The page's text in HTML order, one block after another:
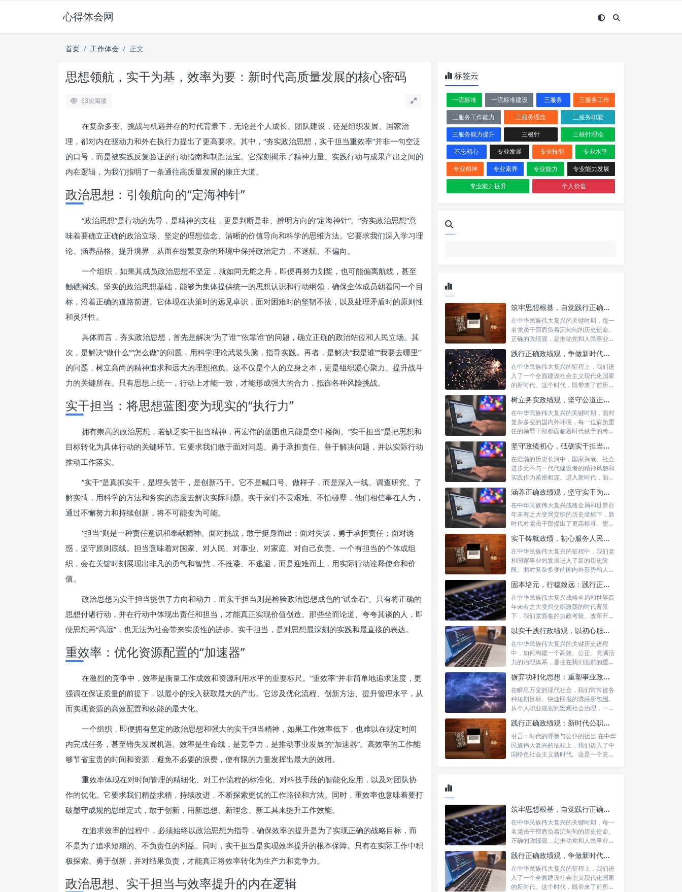
心得体会网
首页 工作体会 正文
思想领航，实干为基，效率为要：新时代高质量发展的核心密码
63次阅读
在复杂多变、挑战与机遇并存的时代背景下，无论是个人成长、团队建设，还是组织发展、国家治
理，都对内在驱动力和外在执行力提出了更高要求。其中，“夯实政治思想，实干担当重效率”并非一句空泛
的口号，而是被实践反复验证的行动指南和制胜法宝。它深刻揭示了精神力量、实践行动与成果产出之间的
内在逻辑，为我们指明了一条通往高质量发展的康庄大道。
政治思想：引领航向的“定海神针”
“政治思想”是行动的先导，是精神的支柱，更是判断是非、辨明方向的“定海神针”。“夯实政治思想”意
味着要确立正确的政治立场、坚定的理想信念、清晰的价值导向和科学的思维方法。它要求我们深入学习理
论、涵养品格、提升境界，从而在纷繁复杂的环境中保持政治定力，不迷航、不偏向。
一个组织，如果其成员政治思想不坚定，就如同无舵之舟，即便再努力划桨，也可能偏离航线，甚至
触礁搁浅。坚实的政治思想基础，能够为集体提供统一的思想认识和行动纲领，确保全体成员朝着同一个目
标，沿着正确的道路前进。它体现在决策时的远见卓识，面对困难时的坚韧不拔，以及处理矛盾时的原则性
和灵活性。
具体而言，夯实政治思想，首先是解决“为了谁”“依靠谁”的问题，确立正确的政治站位和人民立场。其
次，是解决“做什么”“怎么做”的问题，用科学理论武装头脑，指导实践。再者，是解决“我是谁”“我要去哪里”
的问题，树立高尚的精神追求和远大的理想抱负。这不仅是个人的立身之本，更是组织凝心聚力、提升战斗
力的关键所在。只有思想上统一，行动上才能一致，才能形成强大的合力，抵御各种风险挑战。
实干担当：将思想蓝图变为现实的“执行力”
拥有崇高的政治思想，若缺乏实干担当精神，再宏伟的蓝图也只能是空中楼阁。“实干担当”是把思想和
目标转化为具体行动的关键环节。它要求我们敢于面对问题、勇于承担责任、善于解决问题，并以实际行动
推动工作落实。
“实干”是真抓实干，是埋头苦干，是创新巧干。它不是喊口号、做样子，而是深入一线、调查研究、了
解实情，用科学的方法和务实的态度去解决实际问题。实干家们不畏艰难、不怕碰壁，他们相信事在人为，
通过不懈努力和持续创新，将不可能变为可能。
“担当”则是一种责任意识和奉献精神。面对挑战，敢于挺身而出；面对失误，勇于承担责任；面对诱
惑，坚守原则底线。担当意味着对国家、对人民、对事业、对家庭、对自己负责。一个有担当的个体或组
织，会在关键时刻展现出非凡的勇气和智慧，不推诿、不逃避，而是迎难而上，用实际行动诠释使命和价
值。
政治思想为实干担当提供了方向和动力，而实干担当则是检验政治思想成色的“试金石”。只有将正确的
思想付诸行动，并在行动中体现出责任和担当，才能真正实现价值创造。那些坐而论道、夸夸其谈的人，即
便思想再“高远”，也无法为社会带来实质性的进步。实干担当，是对思想最深刻的实践和最直接的表达。
重效率：优化资源配置的“加速器”
在激烈的竞争中，效率是衡量工作成效和资源利用水平的重要标尺。“重效率”并非简单地追求速度，更
强调在保证质量的前提下，以最小的投入获取最大的产出。它涉及优化流程、创新方法、提升管理水平，从
而实现资源的高效配置和效能的最大化。
一个组织，即便拥有坚定的政治思想和强大的实干担当精神，如果工作效率低下，也难以在规定时间
内完成任务，甚至错失发展机遇。效率是生命线，是竞争力，是推动事业发展的“加速器”。高效率的工作能
够节省宝贵的时间和资源，避免不必要的浪费，使有限的力量发挥出最大的效用。
重效率体现在对时间管理的精细化、对工作流程的标准化、对科技手段的智能化应用，以及对团队协
作的优化。它要求我们精益求精，持续改进，不断探索更优的工作路径和方法。同时，重效率也意味着要打
破墨守成规的思维定式，敢于创新，用新思想、新理念、新工具来提升工作效能。
在追求效率的过程中，必须始终以政治思想为指导，确保效率的提升是为了实现正确的战略目标，而
不是为了追求短期的、不负责任的利益。同时，实干担当是实现效率提升的根本保障。只有在实际工作中积
极探索、勇于创新，并对结果负责，才能真正将效率转化为生产力和竞争力。
政治思想、实干担当与效率提升的内在逻辑
标签云
一流标准 一流标准建设 三服务
三服务工作
三服务工作能力
三服务理念
三服务职能
三服务能力提升
三根针
三根针理论
不忘初心
专业发展 专业技能
专业水平
专业精神
专业素养 专业能力
专业能力发展
专业能力提升
个人价值
筑牢思想根基，自觉践行正确政绩观：新时代党员干部的价值指引
在中华民族伟大复兴的关键时期，每一
名党员干部肩负着沉甸甸的历史使命。
正确的政绩观，是推动党和人民事业发
践行正确政绩观，争做新时代合格公职人员：新征程的使命与担当
在中华民族伟大复兴的征程上，我们进
入了一个全面建设社会主义现代化国家
的新时代。这个时代，既带来了前所未
树立务实政绩观，坚守公道正派底线：新时代领导干部高质量发展指南
在中华民族伟大复兴的关键时期，面对
复杂多变的国内外环境，每一位肩负重
任的领导干部都面临着时代赋予的考验
坚守政绩初心，砥砺实干担当：新时代高质量发展的精神坐标
在浩瀚的历史长河中，国家兴衰、社会
进步无不与一代代建设者的精神风貌和
实践作为紧密相连。进入新时代，面对
涵养正确政绩观，坚守实干为民情怀：新时代党员干部的责任与担当
在中华民族伟大复兴战略全局和世界百
年未有之大变局交织的历史坐标下，新
时代对党员干部提出了更高标准、更严
实干铸就政绩，初心服务人民：新时代干部担当作为的实践指南
在中华民族伟大复兴的征程中，我们党
和国家事业的发展进入了新的历史阶
段。面对复杂多变的国内外形势和人民
固本培元，行稳致远：践行正确政绩理念，永葆务实清廉作风的时代命题
在中华民族伟大复兴战略全局和世界百
年未有之大变局交织激荡的时代背景
下，我们党面临的执政考验、改革开放
以实干践行政绩观，以初心服务群众：新时代治理的灯塔与指南
在中华民族伟大复兴的关键历史进程
中，如何构建一个高效、公正、充满活
力的治理体系，是摆在我们面前的重要
摒弃功利化思想：重塑事业政绩观，驱动社会高质量发展
在瞬息万变的现代社会，我们常常被各
种短期目标、快速回报的诱惑所包围。
从个人职业规划到宏观社会治理，一种
践行正确政绩观：新时代公职人员的使命与担当
引言：时代的呼唤与公仆的担当 在中华
民族伟大复兴的征程上，我们迈入了中
国特色社会主义新时代。这是一个充满
筑牢思想根基，自觉践行正确政绩观：新时代党员干部的价值指引
在中华民族伟大复兴的关键时期，每一
名党员干部肩负着沉甸甸的历史使命。
正确的政绩观，是推动党和人民事业发
践行正确政绩观，争做新时代合格公职人员：新征程的使命与担当
在中华民族伟大复兴的征程上，我们进
入了一个全面建设社会主义现代化国家
的新时代。这个时代，既带来了前所未